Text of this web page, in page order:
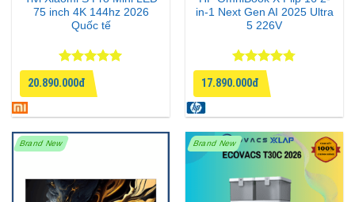
75 inch 4K 144hz 2026
Quốc tế
Được xếp
hạng
55
sao
20.890.000đ
in-1 Next Gen AI 2025 Ultra
5 226V
Được xếp
hạng
4.75
5 sao
17.890.000đ
Brand New Brand New